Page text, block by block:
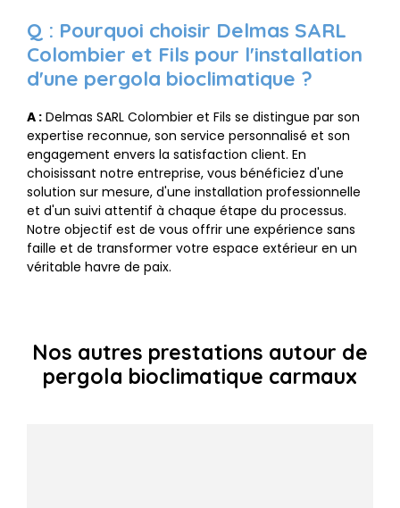
Q : Pourquoi choisir Delmas SARL
Colombier et Fils pour l'installation
d'une pergola bioclimatique ?
A : Delmas SARL Colombier et Fils se distingue par son
expertise reconnue, son service personnalisé et son
engagement envers la satisfaction client. En
choisissant notre entreprise, vous bénéficiez d'une
solution sur mesure, d'une installation professionnelle
et d'un suivi attentif à chaque étape du processus.
Notre objectif est de vous offrir une expérience sans
faille et de transformer votre espace extérieur en un
véritable havre de paix.
Nos autres prestations autour de
pergola bioclimatique carmaux